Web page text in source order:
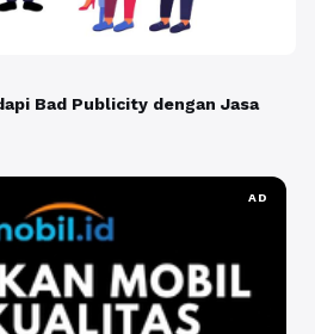
Bad Publicity dengan Jasa
AD